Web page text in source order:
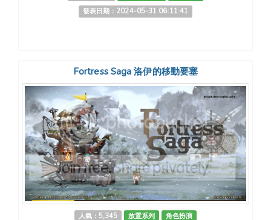
發表日期：2024-05-31 06:11:41
Fortress Saga 洛伊的移動要塞
人氣：5,345 放置系列
角色扮演